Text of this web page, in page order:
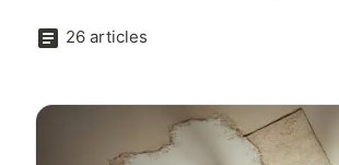
26 articles